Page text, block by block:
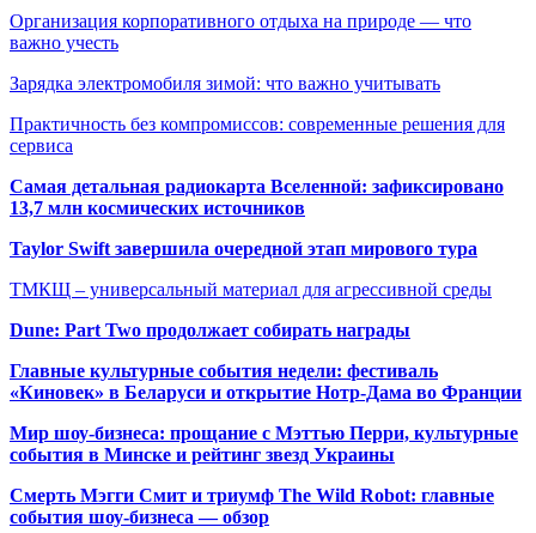
Организация корпоративного отдыха на природе — что
важно учесть
Зарядка электромобиля зимой: что важно учитывать
Практичность без компромиссов: современные решения для
сервиса
Самая детальная радиокарта Вселенной: зафиксировано
13,7 млн космических источников
Taylor Swift завершила очередной этап мирового тура
ТМКЩ – универсальный материал для агрессивной среды
Dune: Part Two продолжает собирать награды
Главные культурные события недели: фестиваль
«Киновек» в Беларуси и открытие Нотр-Дама во Франции
Мир шоу-бизнеса: прощание с Мэттью Перри, культурные
события в Минске и рейтинг звезд Украины
Смерть Мэгги Смит и триумф The Wild Robot: главные
события шоу-бизнеса — обзор